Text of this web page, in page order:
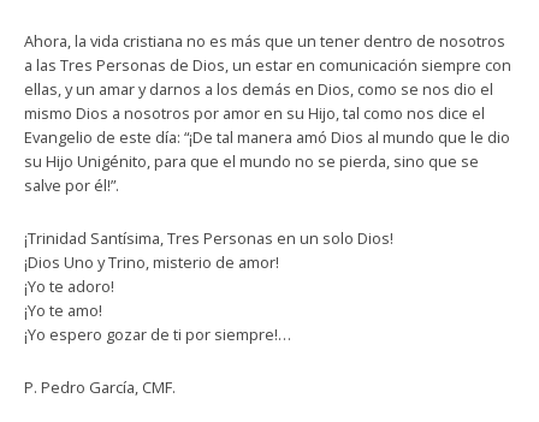
Ahora, la vida cristiana no es más que un tener dentro de nosotros
a las Tres Personas de Dios, un estar en comunicación siempre con
ellas, y un amar y darnos a los demás en Dios, como se nos dio el
mismo Dios a nosotros por amor en su Hijo, tal como nos dice el
Evangelio de este día: “¡De tal manera amó Dios al mundo que le dio
su Hijo Unigénito, para que el mundo no se pierda, sino que se
salve por él!”.
¡Trinidad Santísima, Tres Personas en un solo Dios!
¡Dios Uno y Trino, misterio de amor!
¡Yo te adoro!
¡Yo te amo!
¡Yo espero gozar de ti por siempre!…
P. Pedro García, CMF.